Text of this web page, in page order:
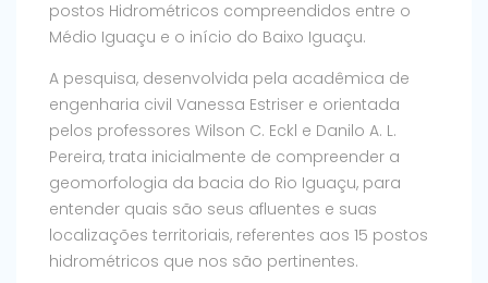
postos Hidrométricos compreendidos entre o
Médio Iguaçu e o início do Baixo Iguaçu.
A pesquisa, desenvolvida pela acadêmica de
engenharia civil Vanessa Estriser e orientada
pelos professores Wilson C. Eckl e Danilo A. L.
Pereira, trata inicialmente de compreender a
geomorfologia da bacia do Rio Iguaçu, para
entender quais são seus afluentes e suas
localizações territoriais, referentes aos 15 postos
hidrométricos que nos são pertinentes.